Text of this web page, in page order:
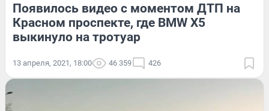
Появилось видео с моментом ДТП на
Красном проспекте, где BMW X5
выкинуло на тротуар
13 апреля, 2021, 18:00 46 359 426